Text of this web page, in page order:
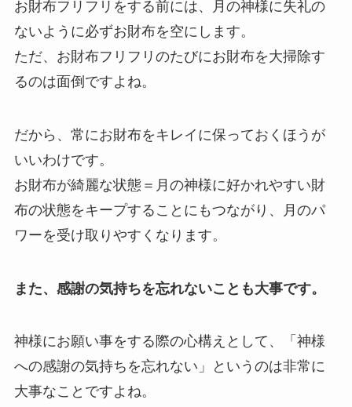
お財布フリフリをする前には、月の神様に失礼の
ないように必ずお財布を空にします。
ただ、お財布フリフリのたびにお財布を大掃除す
るのは面倒ですよね。
だから、常にお財布をキレイに保っておくほうが
いいわけです。
お財布が綺麗な状態＝月の神様に好かれやすい財
布の状態をキープすることにもつながり、月のパ
ワーを受け取りやすくなります。
また、感謝の気持ちを忘れないことも大事です。
神様にお願い事をする際の心構えとして、「神様
への感謝の気持ちを忘れない」というのは非常に
大事なことですよね。